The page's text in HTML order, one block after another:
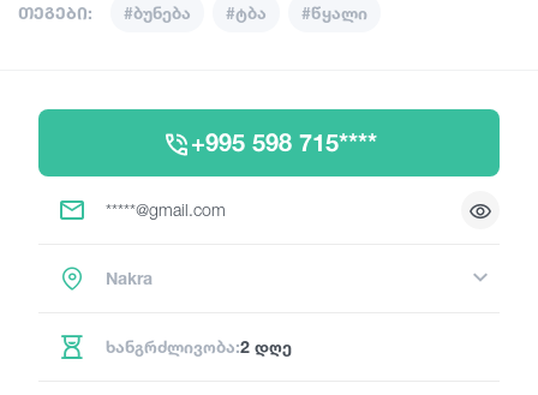
თეგები: #ბუნება #ტბა #წყალი
+995 598 715****
*****@gmail.com
Nakra
ხანგრძლივობა:2 დღე